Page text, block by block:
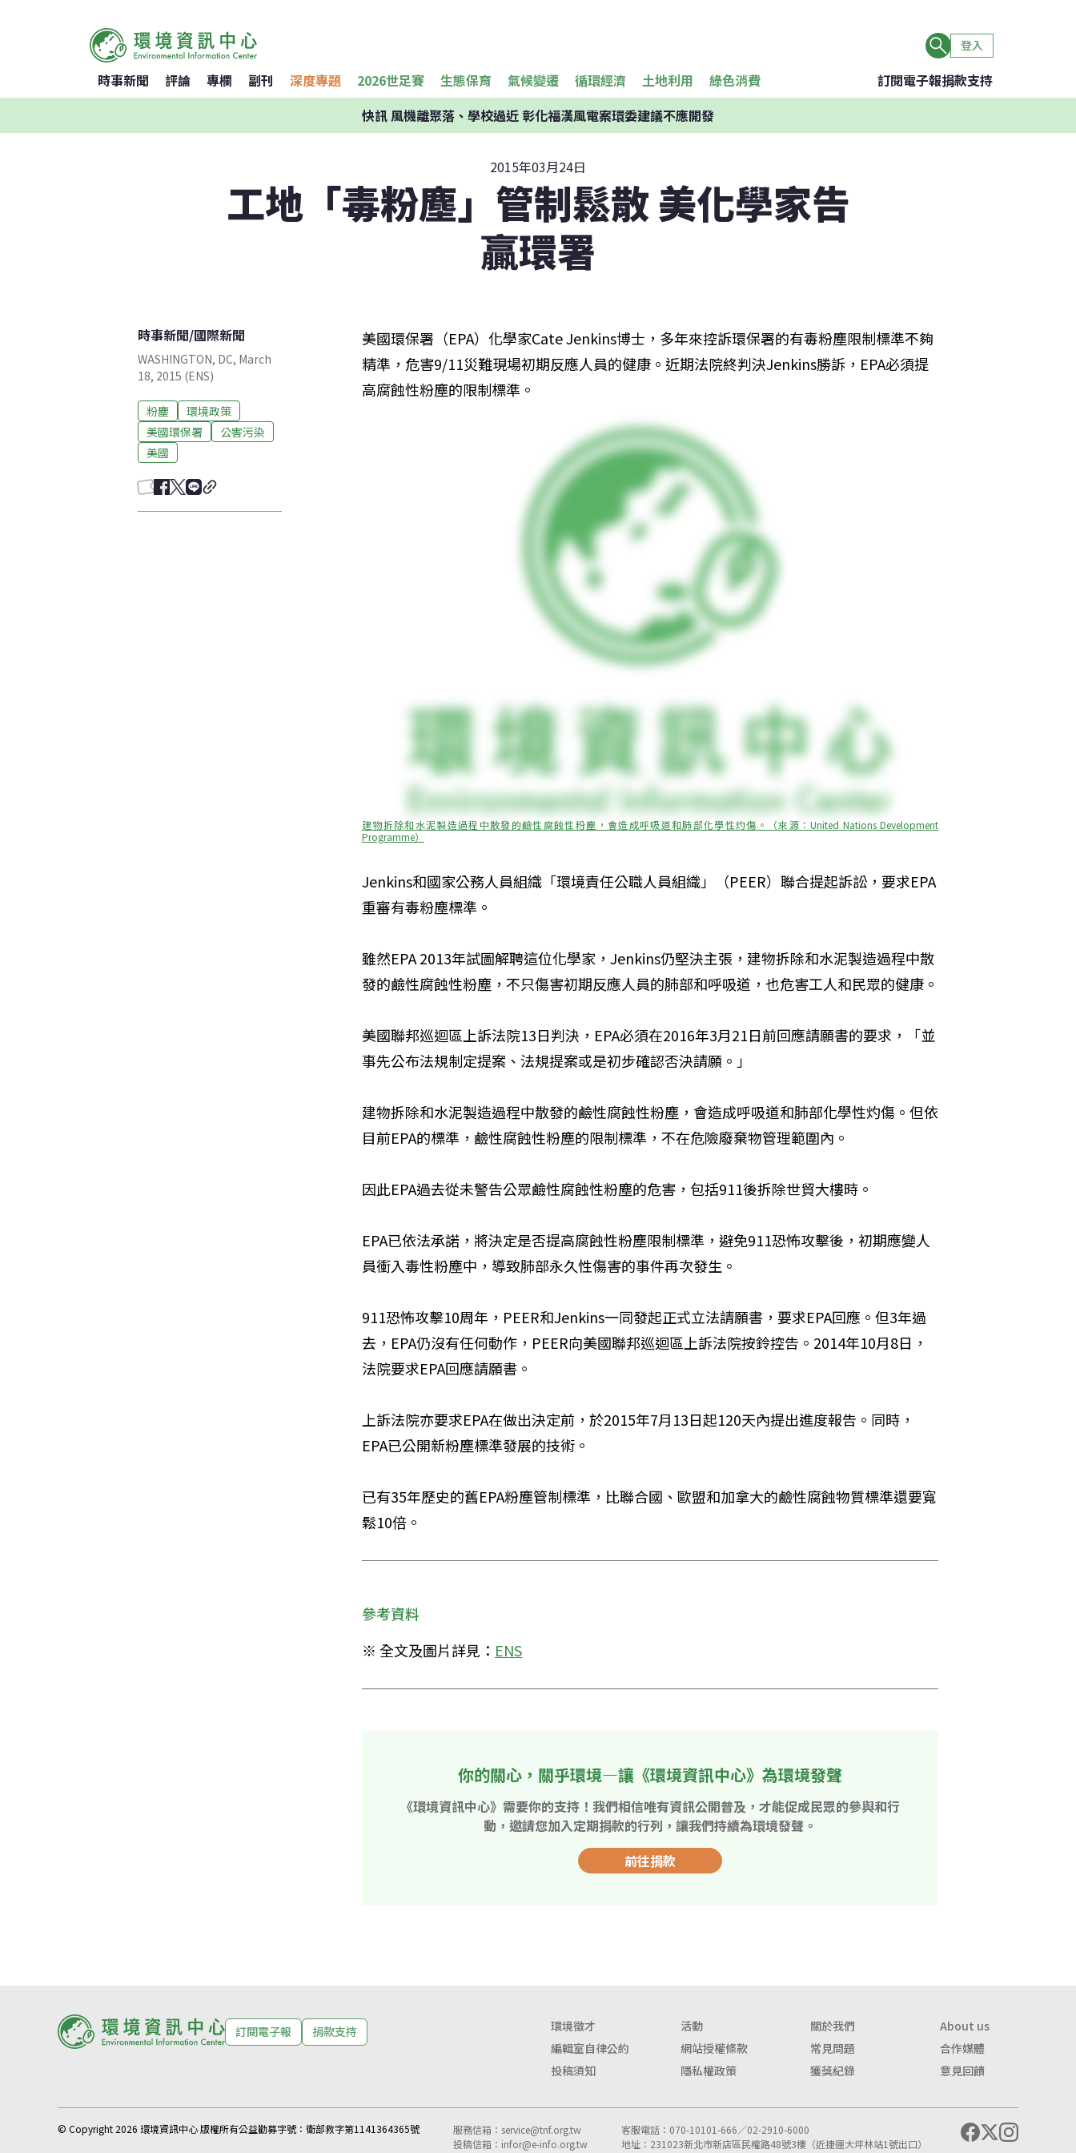
登入
時事新聞 評論 專欄 副刊 深度專題 2026世足賽 生態保育 氣候變遷 循環經濟 土地利用 綠色消費 訂閱電子報捐款支持
快訊風機離聚落、學校過近 彰化福漢風電案環委建議不應開發
2015年03月24日
工地「毒粉塵」管制鬆散 美化學家告
贏環署
時事新聞/國際新聞
WASHINGTON, DC, March
18, 2015 (ENS)
粉塵
環境政策
美國環保署
公害污染
美國
美國環保署（EPA）化學家Cate Jenkins博士，多年來控訴環保署的有毒粉塵限制標準不夠
精準，危害9/11災難現場初期反應人員的健康。近期法院終判決Jenkins勝訴，EPA必須提
高腐蝕性粉塵的限制標準。
建物拆除和水泥製造過程中散發的鹼性腐蝕性粉塵，會造成呼吸道和肺部化學性灼傷。（來源：United Nations Development
Programme）
Jenkins和國家公務人員組織「環境責任公職人員組織」（PEER）聯合提起訴訟，要求EPA
重審有毒粉塵標準。
雖然EPA 2013年試圖解聘這位化學家，Jenkins仍堅決主張，建物拆除和水泥製造過程中散
發的鹼性腐蝕性粉塵，不只傷害初期反應人員的肺部和呼吸道，也危害工人和民眾的健康。
美國聯邦巡迴區上訴法院13日判決，EPA必須在2016年3月21日前回應請願書的要求，「並
事先公布法規制定提案、法規提案或是初步確認否決請願。」
建物拆除和水泥製造過程中散發的鹼性腐蝕性粉塵，會造成呼吸道和肺部化學性灼傷。但依
目前EPA的標準，鹼性腐蝕性粉塵的限制標準，不在危險廢棄物管理範圍內。
因此EPA過去從未警告公眾鹼性腐蝕性粉塵的危害，包括911後拆除世貿大樓時。
EPA已依法承諾，將決定是否提高腐蝕性粉塵限制標準，避免911恐怖攻擊後，初期應變人
員衝入毒性粉塵中，導致肺部永久性傷害的事件再次發生。
911恐怖攻擊10周年，PEER和Jenkins一同發起正式立法請願書，要求EPA回應。但3年過
去，EPA仍沒有任何動作，PEER向美國聯邦巡迴區上訴法院按鈴控告。2014年10月8日，
法院要求EPA回應請願書。
上訴法院亦要求EPA在做出決定前，於2015年7月13日起120天內提出進度報告。同時，
EPA已公開新粉塵標準發展的技術。
已有35年歷史的舊EPA粉塵管制標準，比聯合國、歐盟和加拿大的鹼性腐蝕物質標準還要寬
鬆10倍。
參考資料
※ 全文及圖片詳見： ENS
你的關心，關乎環境—讓《環境資訊中心》為環境發聲
《環境資訊中心》需要你的支持！我們相信唯有資訊公開普及，才能促成民眾的參與和行
動，邀請您加入定期捐款的行列，讓我們持續為環境發聲。
前往捐款
訂閱電子報 捐款支持 環境徵才 活動 關於我們
About us
編輯室自律公約
網站授權條款 常見問題
合作媒體
投稿須知
隱私權政策 獲獎紀錄 意見回饋
© Copyright 2026 環境資訊中心 版權所有公益勸募字號： 衛部救字第1141364365號 服務信箱： service@tnf.org.tw
投稿信箱： infor@e-info.org.tw
客服電話：070-10101-666／02-2910-6000
地址：231023新北市新店區民權路48號3樓（近捷運大坪林站1號出口）